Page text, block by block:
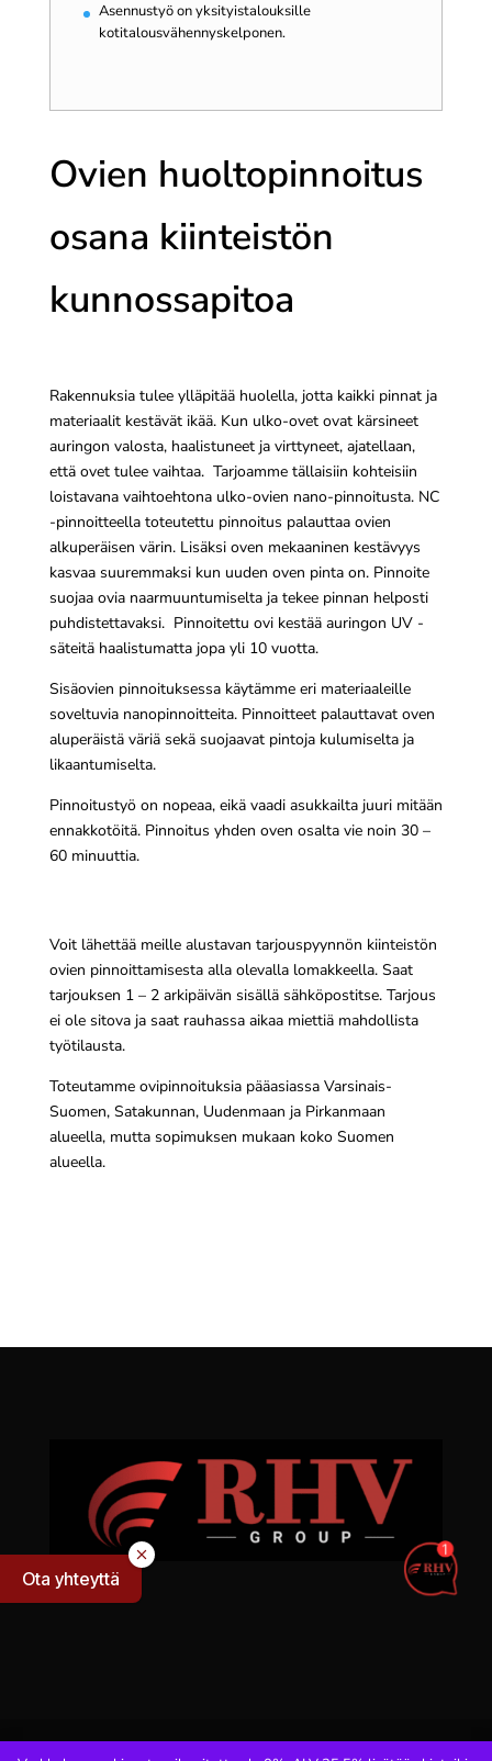
Asennustyö on yksityistalouksille
kotitalousvähennyskelponen.
Ovien huoltopinnoitus
osana kiinteistön
kunnossapitoa
Rakennuksia tulee ylläpitää huolella, jotta kaikki pinnat ja
materiaalit kestävät ikää. Kun ulko-ovet ovat kärsineet
auringon valosta, haalistuneet ja virttyneet, ajatellaan,
että ovet tulee vaihtaa. Tarjoamme tällaisiin kohteisiin
loistavana vaihtoehtona ulko-ovien nano-pinnoitusta. NC
-pinnoitteella toteutettu pinnoitus palauttaa ovien
alkuperäisen värin. Lisäksi oven mekaaninen kestävyys
kasvaa suuremmaksi kun uuden oven pinta on. Pinnoite
suojaa ovia naarmuuntumiselta ja tekee pinnan helposti
puhdistettavaksi. Pinnoitettu ovi kestää auringon UV -
säteitä haalistumatta jopa yli 10 vuotta.
Sisäovien pinnoituksessa käytämme eri materiaaleille
soveltuvia nanopinnoitteita. Pinnoitteet palauttavat oven
aluperäistä väriä sekä suojaavat pintoja kulumiselta ja
likaantumiselta.
Pinnoitustyö on nopeaa, eikä vaadi asukkailta juuri mitään
ennakkotöitä. Pinnoitus yhden oven osalta vie noin 30 –
60 minuuttia.
Voit lähettää meille alustavan tarjouspyynnön kiinteistön
ovien pinnoittamisesta alla olevalla lomakkeella. Saat
tarjouksen 1 – 2 arkipäivän sisällä sähköpostitse. Tarjous
ei ole sitova ja saat rauhassa aikaa miettiä mahdollista
työtilausta.
Toteutamme ovipinnoituksia pääasiassa Varsinais-
Suomen, Satakunnan, Uudenmaan ja Pirkanmaan
alueella, mutta sopimuksen mukaan koko Suomen
alueella.
Ota yhteyttä